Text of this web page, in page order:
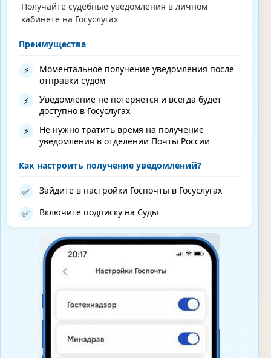
Получайте судебные уведомления в личном
кабинете на Госуслугах
Преимущества
⚡
Моментальное получение уведомления после
отправки судом
⚡
Уведомление не потеряется и всегда будет
доступно в Госуслугах
⚡
Не нужно тратить время на получение
уведомления в отделении Почты России
Как настроить получение уведомлений?
✅ Зайдите в настройки Госпочты в Госуслугах
✅ Включите подписку на Суды